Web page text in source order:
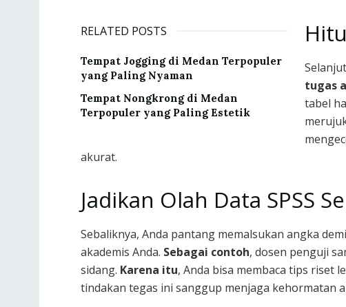
RELATED POSTS
Tempat Jogging di Medan Terpopuler
yang Paling Nyaman
Tempat Nongkrong di Medan
Terpopuler yang Paling Estetik
tugas
tabel
akurat.
Jadikan Olah Data SPSS
Sebaliknya, Anda pantang memalsukan angka
akademis Anda. Sebagai contoh, dosen penguji
sidang. Karena itu, Anda bisa membaca tips riset
tindakan tegas ini sanggup menjaga kehormatan